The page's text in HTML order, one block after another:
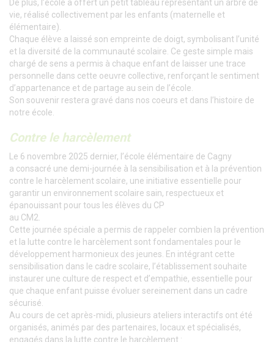
De plus, l’école a offert un petit tableau représentant un arbre de
vie, réalisé collectivement par les enfants (maternelle et
élémentaire).
Chaque élève a laissé son empreinte de doigt, symbolisant l’unité
et la diversité de la communauté scolaire. Ce geste simple mais
chargé de sens a permis à chaque enfant de laisser une trace
personnelle dans cette oeuvre collective, renforçant le sentiment
d’appartenance et de partage au sein de l’école.
Son souvenir restera gravé dans nos coeurs et dans l’histoire de
notre école.
Contre le harcèlement
Le 6 novembre 2025 dernier, l’école élémentaire de Cagny
a consacré une demi-journée à la sensibilisation et à la prévention
contre le harcèlement scolaire, une initiative essentielle pour
garantir un environnement scolaire sain, respectueux et
épanouissant pour tous les élèves du CP
au CM2.
Cette journée spéciale a permis de rappeler combien la prévention
et la lutte contre le harcèlement sont fondamentales pour le
développement harmonieux des jeunes. En intégrant cette
sensibilisation dans le cadre scolaire, l’établissement souhaite
instaurer une culture de respect et d’empathie, essentielle pour
que chaque enfant puisse évoluer sereinement dans un cadre
sécurisé.
Au cours de cet après-midi, plusieurs ateliers interactifs ont été
organisés, animés par des partenaires, locaux et spécialisés,
engagés dans la lutte contre le harcèlement :